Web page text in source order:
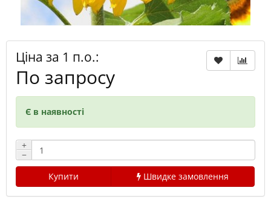
Ціна за 1 п.о.:
По запросу
Є в наявності
+
−
Купити
Швидке замовлення